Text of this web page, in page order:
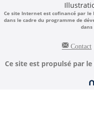
Ce site Internet est cofinancé par
dans le cadre du programme de
dans
Contact
Ce site est propulsé par